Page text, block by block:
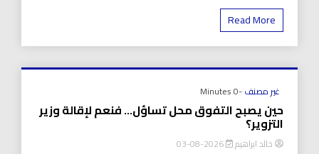
Read More
غير مصنف-0 Minutes
حين يصبح التفوق محل تساؤل… فنعم لإقالة وزير
التزوير؟
خالد ابراهيم 2026-08-03